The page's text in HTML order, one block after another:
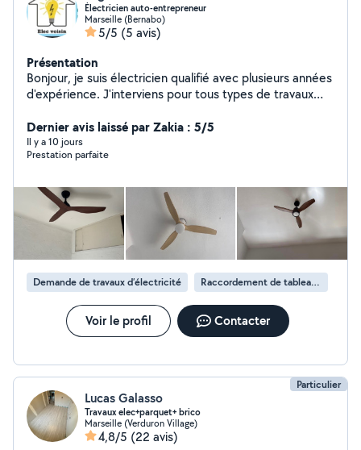
Électricien auto-entrepreneur
Marseille (Bernabo)
5/5 (5 avis)
Présentation
Bonjour, je suis électricien qualifié avec plusieurs années
d'expérience. J'interviens pour tous types de travaux
et rénovation. Je travaille avec sérieux et efficacité pour
garantir un service de qualité. N'hésitez pas à me
contacter pour un devis ou toute question !
Dernier avis laissé par Zakia : 5/5
Il y a 10 jours
Prestation parfaite
Demande de travaux d’électricité Raccordement de tableau électrique
Voir le profil Contacter
Particulier
Lucas Galasso
Travaux elec+parquet+ brico
Marseille (Verduron Village)
4,8/5 (22 avis)